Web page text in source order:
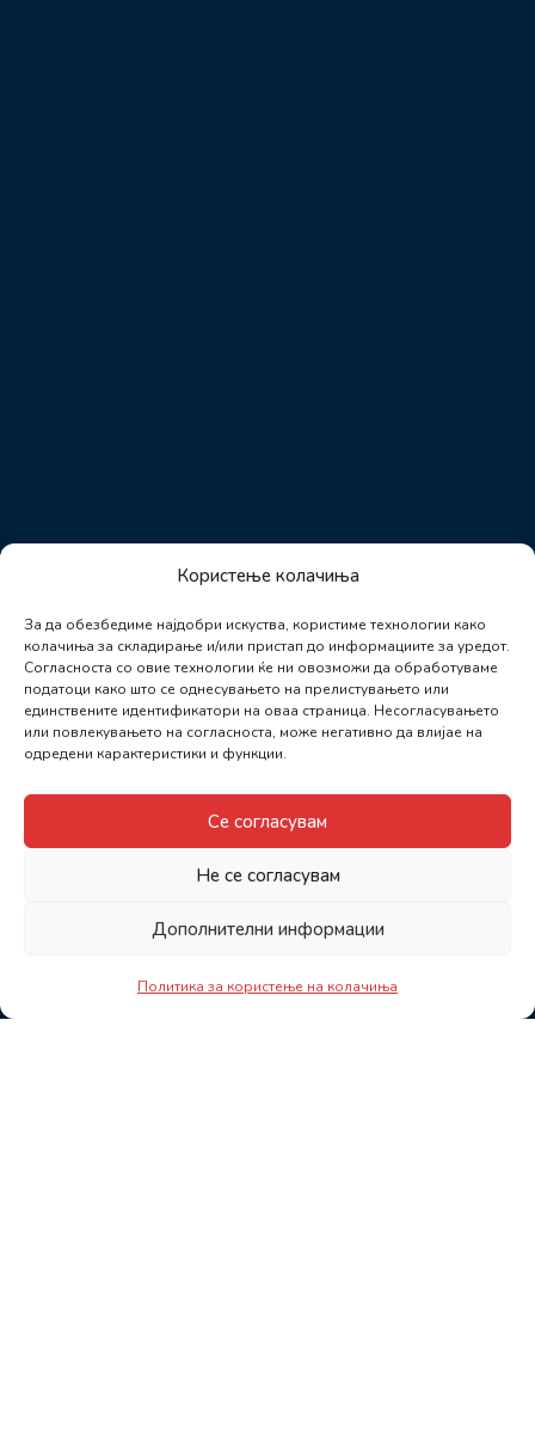
Користење колачиња
За да обезбедиме најдобри искуства, користиме технологии како
колачиња за складирање и/или пристап до информациите за уредот.
Согласноста со овие технологии ќе ни овозможи да обработуваме
податоци како што се однесувањето на прелистувањето или
единствените идентификатори на оваа страница. Несогласувањето
или повлекувањето на согласноста, може негативно да влијае на
одредени карактеристики и функции.
Се согласувам
Не се согласувам
Дополнителни информации
Политика за користење на колачиња